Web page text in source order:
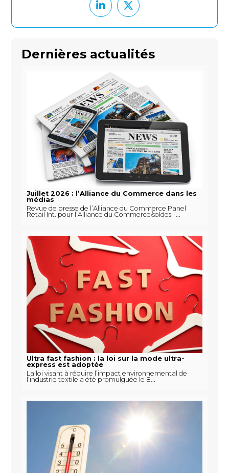
Dernières actualités
Juillet 2026 : l’Alliance du Commerce dans les
médias
Revue de presse de l’Alliance du Commerce Panel
Retail Int. pour l’Alliance du Commerce/soldes –...
Ultra fast fashion : la loi sur la mode ultra-
express est adoptée
La loi visant à réduire l’impact environnemental de
l’industrie textile a été promulguée le 8...